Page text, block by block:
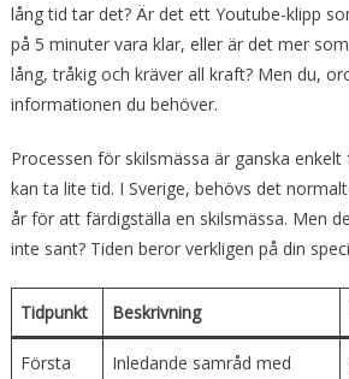
lång tid tar det? Är det ett Youtube-klipp
på 5 minuter vara klar, eller är det mer
lång, tråkig och kräver all kraft? Men du,
informationen du behöver.
Processen för skilsmässa är ganska
kan ta lite tid. I Sverige, behövs det
år för att färdigställa en skilsmässa. Men
inte sant? Tiden beror verkligen på din
Tidpunkt Beskrivning
Första
Inledande samråd med